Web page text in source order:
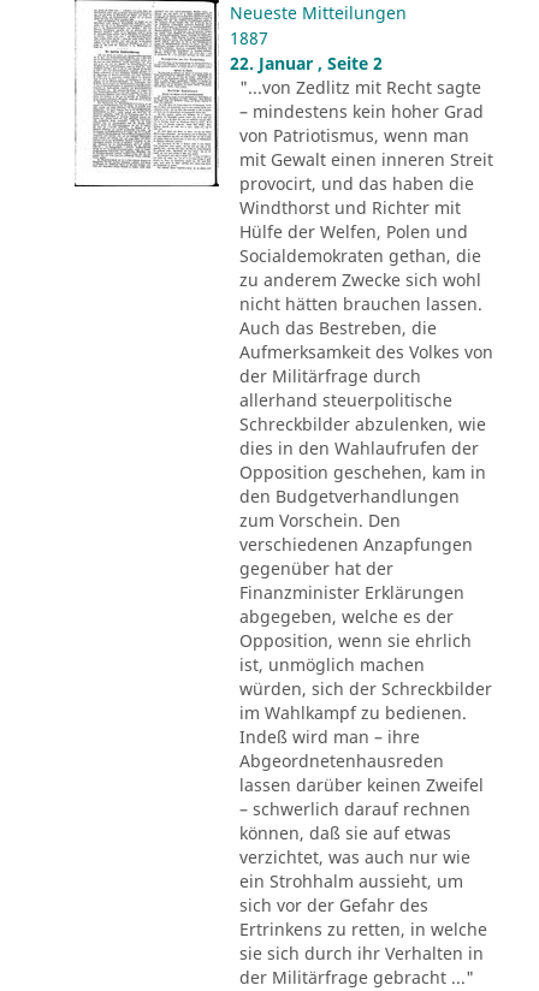
Neueste Mitteilungen
1887
22. Januar , Seite 2
"...von Zedlitz mit Recht sagte
– mindestens kein hoher Grad
von Patriotismus, wenn man
mit Gewalt einen inneren Streit
provocirt, und das haben die
Windthorst und Richter mit
Hülfe der Welfen, Polen und
Socialdemokraten gethan, die
zu anderem Zwecke sich wohl
nicht hätten brauchen lassen.
Auch das Bestreben, die
Aufmerksamkeit des Volkes von
der Militärfrage durch
allerhand steuerpolitische
Schreckbilder abzulenken, wie
dies in den Wahlaufrufen der
Opposition geschehen, kam in
den Budgetverhandlungen
zum Vorschein. Den
verschiedenen Anzapfungen
gegenüber hat der
Finanzminister Erklärungen
abgegeben, welche es der
Opposition, wenn sie ehrlich
ist, unmöglich machen
würden, sich der Schreckbilder
im Wahlkampf zu bedienen.
Indeß wird man – ihre
Abgeordnetenhausreden
lassen darüber keinen Zweifel
– schwerlich darauf rechnen
können, daß sie auf etwas
verzichtet, was auch nur wie
ein Strohhalm aussieht, um
sich vor der Gefahr des
Ertrinkens zu retten, in welche
sie sich durch ihr Verhalten in
der Militärfrage gebracht ..."